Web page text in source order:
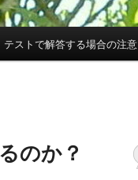
テストで解答する場合の注意
のか？